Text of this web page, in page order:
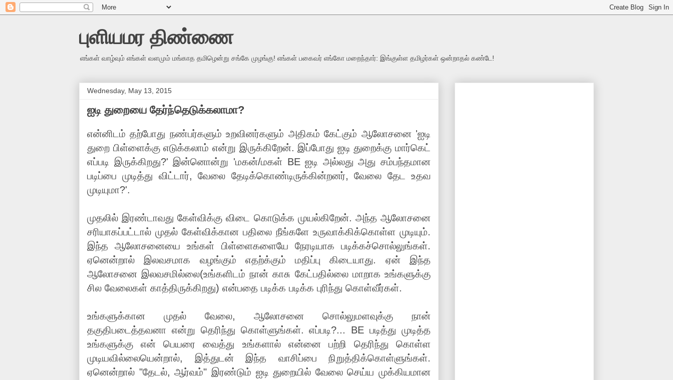
புளியமர திண்ணை
எங்கள் வாழ்வும் எங்கள் வளமும் மங்காத தமிழென்று சங்கே முழங்கு! எங்கள் பகைவர் எங்கோ மறைந்தார்: இங்குள்ள தமிழர்கள் ஒன்றாதல் கண்டே!
Wednesday, May 13, 2015
ஐடி துறையை தேர்ந்தெடுக்கலாமா?
என்னிடம் தற்போது நண்பர்களும் உறவினர்களும் அதிகம் கேட்கும் ஆலோசனை 'ஐடி
துறை பிள்ளைக்கு எடுக்கலாம் என்று இருக்கிறேன். இப்போது ஐடி துறைக்கு மார்கெட்
எப்படி இருக்கிறது?' இன்னொன்று 'மகன்/மகள் BE ஐடி அல்லது அது சம்பந்தமான
படிப்பை முடித்து விட்டார், வேலை தேடிக்கொண்டிருக்கின்றனர், வேலை தேட உதவ
முடியுமா?'.
முதலில் இரண்டாவது கேள்விக்கு விடை கொடுக்க முயல்கிறேன். அந்த ஆலோசனை
சரியாகப்பட்டால் முதல் கேள்விக்கான பதிலை நீங்களே உருவாக்கிக்கொள்ள முடியும்.
இந்த ஆலோசனையை உங்கள் பிள்ளைகளையே நேரடியாக படிக்கச்சொல்லுங்கள்.
ஏனென்றால் இலவசமாக வழங்கும் எதற்க்கும் மதிப்பு கிடையாது. ஏன் இந்த
ஆலோசனை இலவசமில்லை(உங்களிடம் நான் காசு கேட்பதில்லை மாறாக உங்களுக்கு
சில வேலைகள் காத்திருக்கிறது) என்பதை படிக்க படிக்க புரிந்து கொள்வீர்கள்.
உங்களுக்கான முதல் வேலை, ஆலோசனை சொல்லுமளவுக்கு நான்
தகுதிபடைத்தவனா என்று தெரிந்து கொள்ளுங்கள். எப்படி?... BE படித்து முடித்த
உங்களுக்கு என் பெயரை வைத்து உங்களால் என்னை பற்றி தெரிந்து கொள்ள
முடியவில்லையென்றால், இத்துடன் இந்த வாசிப்பை நிறுத்திக்கொள்ளுங்கள்.
ஏனென்றால் "தேடல், ஆர்வம்" இரண்டும் ஐடி துறையில் வேலை செய்ய முக்கியமான